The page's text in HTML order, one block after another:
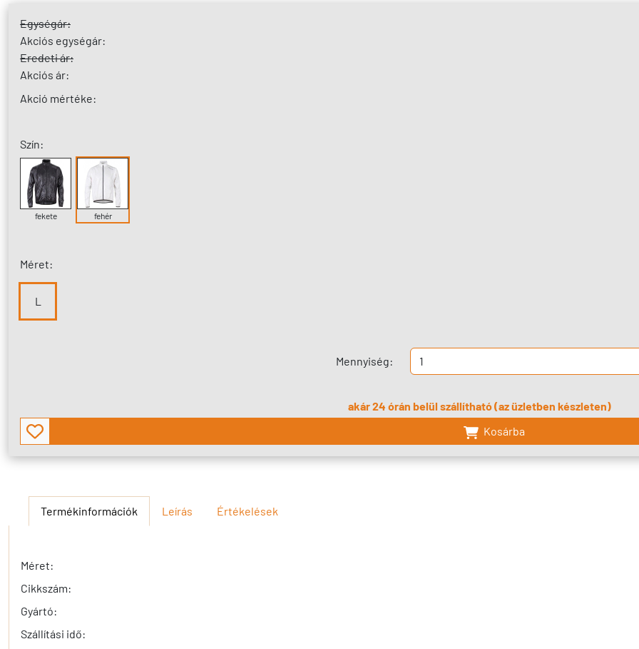
Egységár:
Akciós egységár:
Eredeti ár:
Akciós ár:
Akció mértéke:
Szín:
fekete fehér
Méret:
L
Mennyiség:
akár 24 órán belül szállítható (az üzletben készleten)
Kosárba
Termékinformációk Leírás Értékelések
Méret:
Cikkszám:
Gyártó:
Szállítási idő: